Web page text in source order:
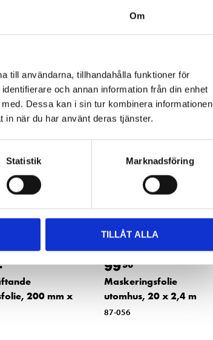
Om
till användarna, tillhandahålla funktioner för
och annan information från din enhet
Dessa kan i sin tur kombinera informationen
in när du har använt deras tjänster.
Statistik Marknadsföring
TILLÅT ALLA
också
200 mm x
9990
Maskeringsfolie
utomhus, 20 x 2,4 m
87-056